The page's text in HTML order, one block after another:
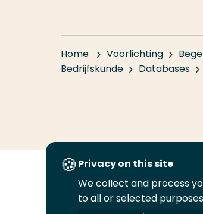
Home Voorlichting
Bedrijfskunde
Databases
Volg
ons
Volg
ons
Volg
ons
Volg
ons
Privacy on this site
We collect and process
to all or selected